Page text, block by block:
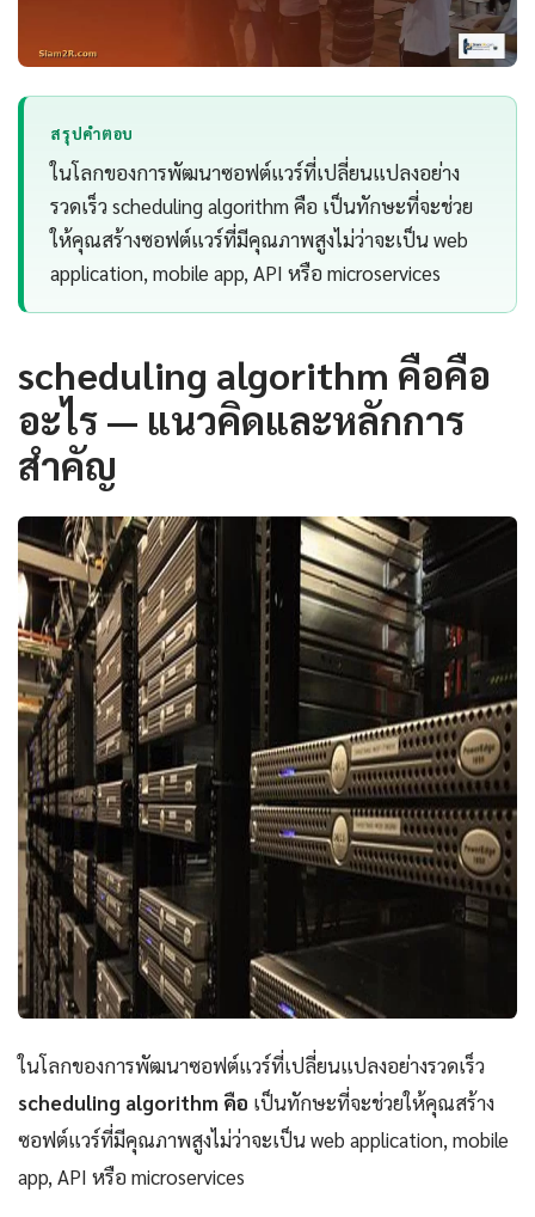
สรุปคำตอบ
ในโลกของการพัฒนาซอฟต์แวร์ที่เปลี่ยนแปลงอย่าง
รวดเร็ว scheduling algorithm คือ เป็นทักษะที่จะช่วย
ให้คุณสร้างซอฟต์แวร์ที่มีคุณภาพสูงไม่ว่าจะเป็น web
application, mobile app, API หรือ microservices
scheduling algorithm คือคือ
อะไร — แนวคิดและหลักการ
สำคัญ
ในโลกของการพัฒนาซอฟต์แวร์ที่เปลี่ยนแปลงอย่างรวดเร็ว
scheduling algorithm คือ เป็นทักษะที่จะช่วยให้คุณสร้าง
ซอฟต์แวร์ที่มีคุณภาพสูงไม่ว่าจะเป็น web application, mobile
app, API หรือ microservices